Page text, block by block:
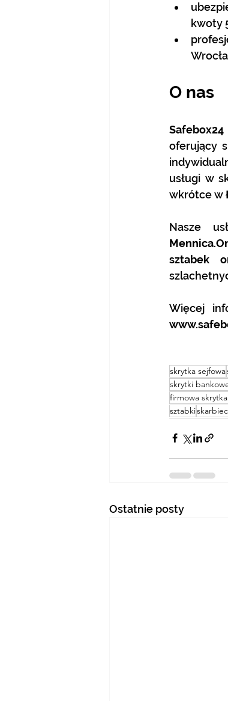
kwoty
O nas
Safebox24
oferujący
usługi w
wkrótce w
sztabek
skrytka sejfowa
skrytki
firmowa
sztabki
Ostatnie posty